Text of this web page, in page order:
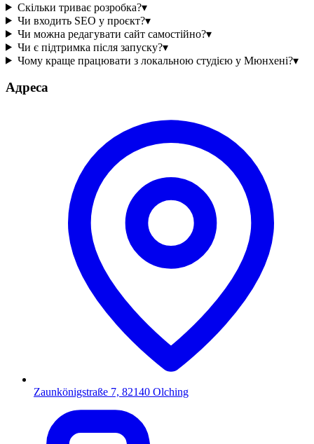
Скільки триває розробка?▾
Чи входить SEO у проєкт?▾
Чи можна редагувати сайт самостійно?▾
Чи є підтримка після запуску?▾
Чому краще працювати з локальною студією у Мюнхені?▾
Адреса
Zaunkönigstraße 7, 82140 Olching